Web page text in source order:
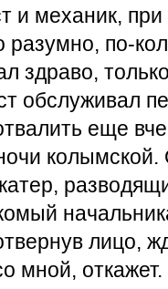
и механик, при
разумно, по-
здраво,
обслуживал
еще
лицо,
мной, откажет.